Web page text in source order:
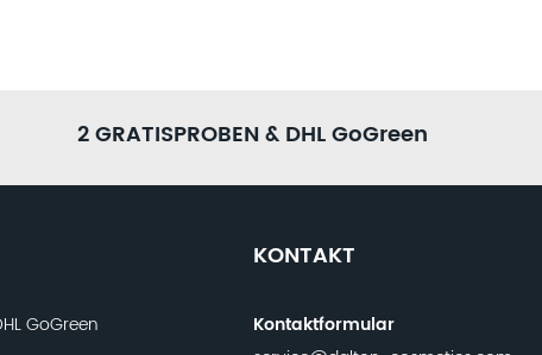
ganzheitliches
2 GRATISPROBEN & DHL GoGreen
GoGreen
KONTAKT
Kontaktformular